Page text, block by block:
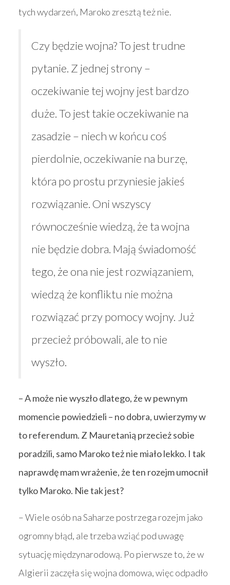
tych wydarzeń, Maroko zresztą też nie.
Czy będzie wojna? To jest trudne
pytanie. Z jednej strony –
oczekiwanie tej wojny jest bardzo
duże. To jest takie oczekiwanie na
zasadzie – niech w końcu coś
pierdolnie, oczekiwanie na burzę,
która po prostu przyniesie jakieś
rozwiązanie. Oni wszyscy
równocześnie wiedzą, że ta wojna
nie będzie dobra. Mają świadomość
tego, że ona nie jest rozwiązaniem,
wiedzą że konfliktu nie można
rozwiązać przy pomocy wojny. Już
przecież próbowali, ale to nie
wyszło.
– A może nie wyszło dlatego, że w pewnym
momencie powiedzieli – no dobra, uwierzymy w
to referendum. Z Mauretanią przecież sobie
poradzili, samo Maroko też nie miało lekko. I tak
naprawdę mam wrażenie, że ten rozejm umocnił
tylko Maroko. Nie tak jest?
– Wiele osób na Saharze postrzega rozejm jako
ogromny błąd, ale trzeba wziąć pod uwagę
sytuację międzynarodową. Po pierwsze to, że w
Algierii zaczęła się wojna domowa, więc odpadło